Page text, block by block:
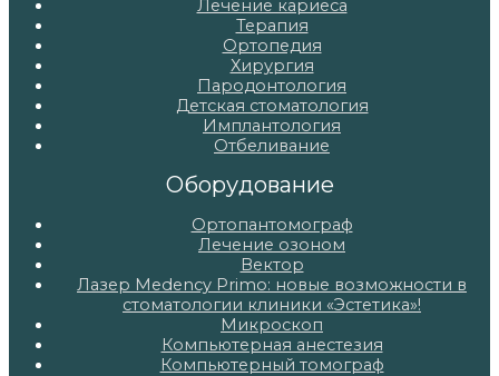
Лечение кариеса
Терапия
Ортопедия
Хирургия
Пародонтология
Детская стоматология
Имплантология
Отбеливание
Оборудование
Ортопантомограф
Лечение озоном
Вектор
Лазер Medency Primo: новые возможности в
стоматологии клиники «Эстетика»!
Микроскоп
Компьютерная анестезия
Компьютерный томограф